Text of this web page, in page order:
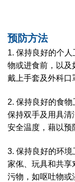
预防方法
1. 保持良好的个人
物或进食前，以及
戴上手套及外科口
2. 保持良好的食物
保持双手及用具清
安全温度，藉以预
3. 保持良好的环
家俬、玩具和共享
污物，如呕吐物或